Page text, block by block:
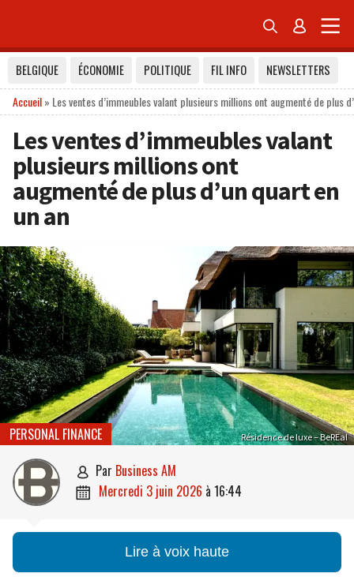
 
BELGIQUE ÉCONOMIE POLITIQUE FIL INFO
NEWSLETTERS
Accueil» Les ventes d’immeubles valant plusieurs millions ont augmenté de plus
Les ventes d’immeubles valant
plusieurs millions ont
augmenté de plus d’un quart en
un an
Résidence de luxe – BeREal
PERSONAL FINANCE
 par Business AM
 mercredi 3 juin 2026 à 16:44
Lire à voix haute